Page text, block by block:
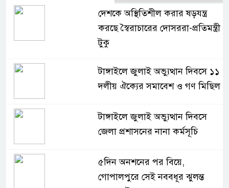
দেশকে অস্থিতিশীল করার ষড়যন্ত্র
করছে স্বৈরাচারের দোসররা-প্রতিমন্ত্রী
টুকু
টাঙ্গাইলে জুলাই অভ্যুত্থান দিবসে ১১
দলীয় ঐক্যের সমাবেশ ও গণ মিছিল
টাঙ্গাইলে জুলাই অভ্যুত্থান দিবসে
জেলা প্রশাসনের নানা কর্মসূচি
৫দিন অনশনের পর বিয়ে,
গোপালপুরে সেই নববধূর ঝুলন্ত